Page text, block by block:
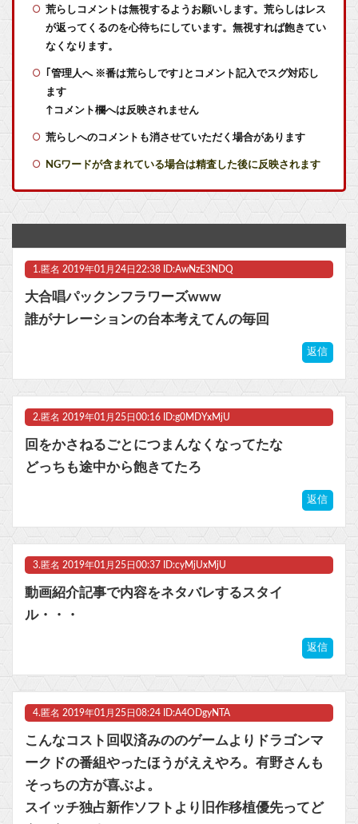
【東方】溢れ出るお嬢様感
【艦これ】水着川内さん 他
【艦これ】そもそも深海ってなんか悪いことしたの
【艦これ】ナマケモノアガノウサギ 他
【艦これ】てーいとーくさんっ♪ 他
「現金1000万円」or「ロックマンXのカッカッカッカって壁登る能力」
【元祖SD】ニューガンダムHWSのヘッドアーマーが後世にに引き継がれなくて悲しい他
ビットコイン再び1600万円へ。ドル円は147円に
Powered by livedoor 相互RSS
荒らしコメントは無視するようお願いします。荒らしはレス
が返ってくるのを心待ちにしています。無視すれば飽きてい
なくなります。
｢管理人へ ※番は荒らしです｣とコメント記入でスグ対応し
ます
↑コメント欄へは反映されません
荒らしへのコメントも消させていただく場合があります
NGワードが含まれている場合は精査した後に反映されます
1. 匿名 2019年01月24日22:38 ID:AwNzE3NDQ
大合唱パックンフラワーズwww
誰がナレーションの台本考えてんの毎回
返信
2. 匿名 2019年01月25日00:16 ID:g0MDYxMjU
回をかさねるごとにつまんなくなってたな
どっちも途中から飽きてたろ
返信
3. 匿名 2019年01月25日00:37 ID:cyMjUxMjU
動画紹介記事で内容をネタバレするスタイ
ル・・・
返信
4. 匿名 2019年01月25日08:24 ID:A4ODgyNTA
こんなコスト回収済みののゲームよりドラゴンマ
ークドの番組やったほうがええやろ。有野さんも
そっちの方が喜ぶよ。
スイッチ独占新作ソフトより旧作移植優先ってど